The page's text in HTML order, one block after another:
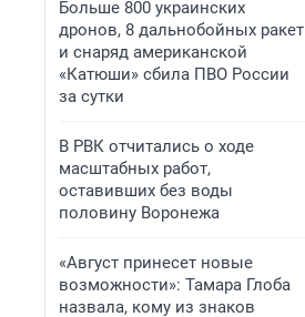
Больше 800 украинских
дронов, 8 дальнобойных ракет
и снаряд американской
«Катюши» сбила ПВО России
за сутки
В РВК отчитались о ходе
масштабных работ,
оставивших без воды
половину Воронежа
«Август принесет новые
возможности»: Тамара Глоба
назвала, кому из знаков